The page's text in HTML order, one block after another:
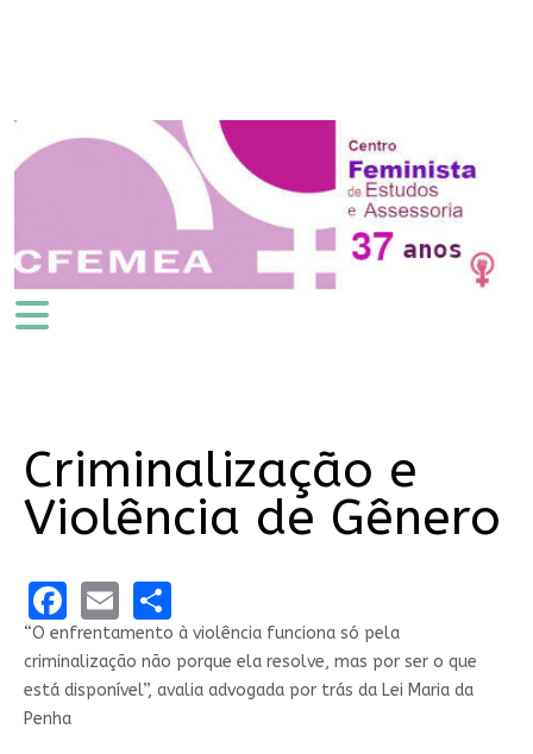
Criminalização e
Violência de Gênero
Facebook
EmailShare
“O enfrentamento à violência funciona só pela
criminalização não porque ela resolve, mas por ser o que
está disponível”, avalia advogada por trás da Lei Maria da
Penha